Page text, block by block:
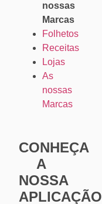
nossas
Marcas
Folhetos
Receitas
Lojas
As
nossas
Marcas
CONHEÇA
A
NOSSA
APLICAÇÃO